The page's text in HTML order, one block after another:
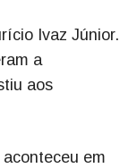
Ivaz Júnior.
a
aos
em